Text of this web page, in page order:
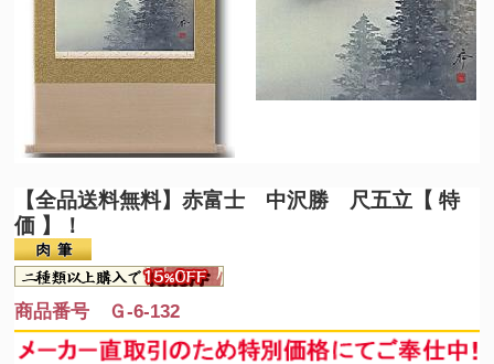
【全品送料無料】赤富士 中沢勝 尺五立【 特
価 】！
商品番号 Ｇ-6-132